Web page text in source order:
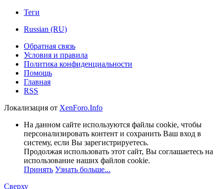
Теги
Russian (RU)
Обратная связь
Условия и правила
Политика конфиденциальности
Помощь
Главная
RSS
Локализация от XenForo.Info
На данном сайте используются файлы cookie, чтобы
персонализировать контент и сохранить Ваш вход в
систему, если Вы зарегистрируетесь.
Продолжая использовать этот сайт, Вы соглашаетесь на
использование наших файлов cookie.
Принять Узнать больше...
Сверху